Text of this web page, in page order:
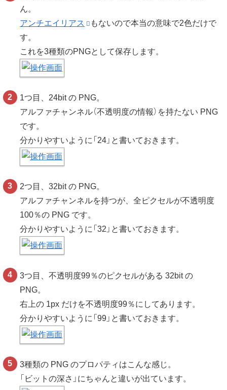
ん。
アンチエイリアス
もないので本当の意味で2色だけで
す。
これを3種類のPNGとして保存します。
1つ目、24bit の PNG。
アルファチャンネル（不透明度の情報）を持たない PNG
です。
分かりやすいように「24」と書いておきます。
2つ目、32bit の PNG。
アルファチャンネルを持つが、全ピクセルが不透明度
100％の PNG です。
分かりやすいように「32」と書いておきます。
3つ目、不透明度99％のピクセルがある 32bit の
PNG。
右上の 1px だけを不透明度99％にしてあります。
分かりやすいように「99」と書いておきます。
3種類の PNG のプロパティはこんな感じ。
「ビットの深さ」にちゃんと違いが出ています。